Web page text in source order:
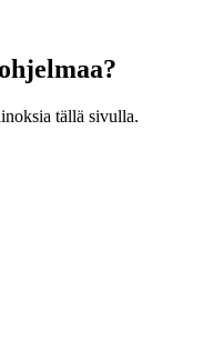
tällä sivulla.